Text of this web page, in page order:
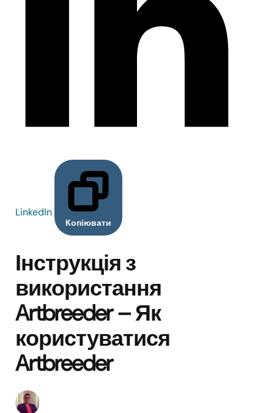
LinkedIn
Копіювати
Інструкція з
використання
Artbreeder – Як
користуватися
Artbreeder